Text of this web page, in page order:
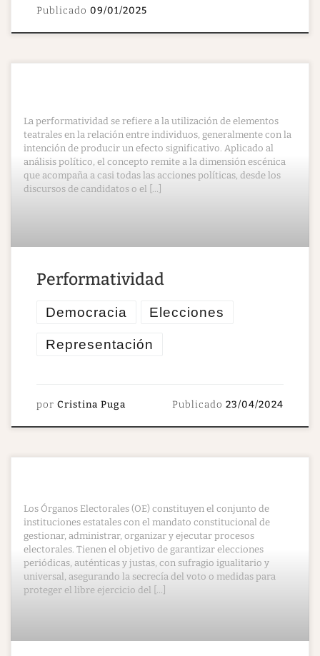
Publicado 09/01/2025
La performatividad se refiere a la utilización de elementos
teatrales en la relación entre individuos, generalmente con la
intención de producir un efecto significativo. Aplicado al
análisis político, el concepto remite a la dimensión escénica
que acompaña a casi todas las acciones políticas, desde los
discursos de candidatos o el […]
​Performatividad
Democracia Elecciones
Representación
por Cristina Puga Publicado23/04/2024
Los Órganos Electorales (OE) constituyen el conjunto de
instituciones estatales con el mandato constitucional de
gestionar, administrar, organizar y ejecutar procesos
electorales. Tienen el objetivo de garantizar elecciones
periódicas, auténticas y justas, con sufragio igualitario y
universal, asegurando la secrecía del voto o medidas para
proteger el libre ejercicio del […]